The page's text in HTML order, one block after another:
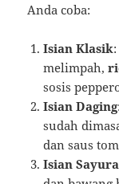
Anda coba:
Isian Klasik
melimpah,
sosis
Isian Daging
sudah
dan saus
Isian